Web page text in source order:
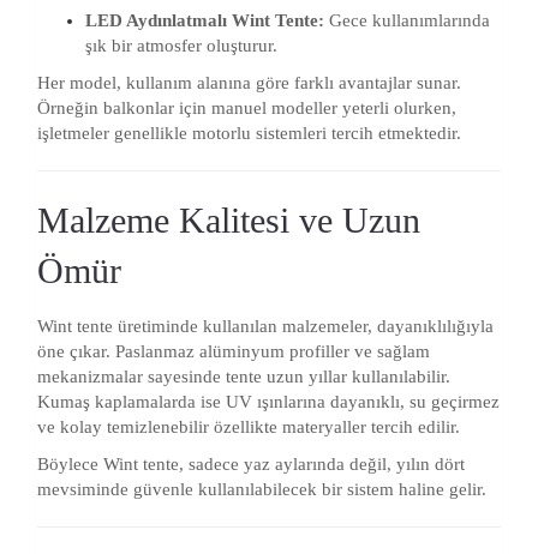
LED Aydınlatmalı Wint Tente: Gece kullanımlarında
şık bir atmosfer oluşturur.
Her model, kullanım alanına göre farklı avantajlar sunar.
Örneğin balkonlar için manuel modeller yeterli olurken,
işletmeler genellikle motorlu sistemleri tercih etmektedir.
Malzeme Kalitesi ve Uzun
Ömür
Wint tente üretiminde kullanılan malzemeler, dayanıklılığıyla
öne çıkar. Paslanmaz alüminyum profiller ve sağlam
mekanizmalar sayesinde tente uzun yıllar kullanılabilir.
Kumaş kaplamalarda ise UV ışınlarına dayanıklı, su geçirmez
ve kolay temizlenebilir özellikte materyaller tercih edilir.
Böylece Wint tente, sadece yaz aylarında değil, yılın dört
mevsiminde güvenle kullanılabilecek bir sistem haline gelir.